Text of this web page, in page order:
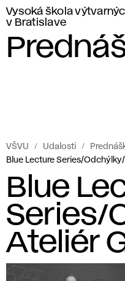
Vysoká škola
v Bratislave
VŠVU Udalosti
Blue Lecture Series/Odchýlky/
Blue
Series/
Ateliér